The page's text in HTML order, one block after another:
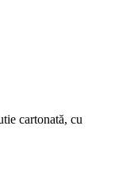
cartonată, cu